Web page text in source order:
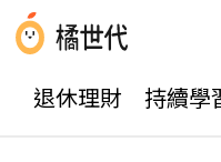
退休理財 持續學